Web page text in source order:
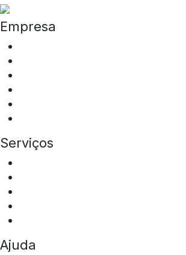
Empresa
Serviços
Ajuda